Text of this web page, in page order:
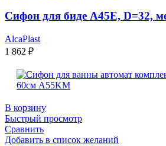
Сифон для биде А45Е, D=32,
AlcaPlast
1 862 ₽
В корзину
Быстрый просмотр
Сравнить
Добавить в список желаний